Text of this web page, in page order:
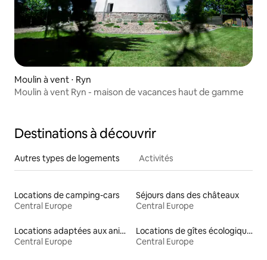
Moulin à vent ⋅ Ryn
Moulin à vent Ryn - maison de vacances haut de gamme
Destinations à découvrir
Autres types de logements Activités
Locations de camping-cars
Central Europe
Séjours dans des châteaux
Central Europe
Locations adaptées aux animaux
Central Europe
Locations de gîtes écologiques
Central Europe